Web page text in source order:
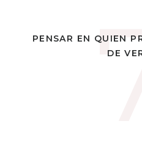
PENSAR EN QUIEN
DE
PENSAR EN QUIEN